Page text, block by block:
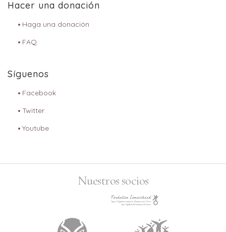
Hacer una donación
Haga una donación
FAQ
Síguenos
Facebook
Twitter
Youtube
Nuestros socios